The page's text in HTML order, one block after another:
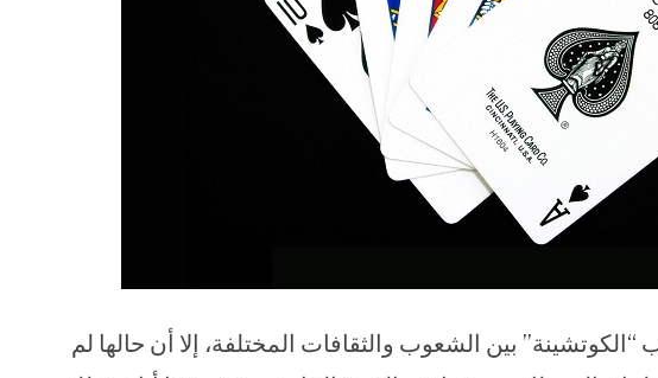
بين الشعوب والثقافات المختلفة، إلا أن حالها لم